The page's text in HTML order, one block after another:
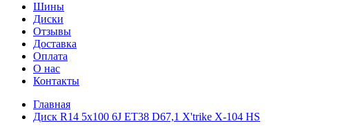
Шины
Диски
Отзывы
Доставка
Оплата
О нас
Контакты
Главная
Диск R14 5x100 6J ET38 D67,1 X'trike X-104 HS